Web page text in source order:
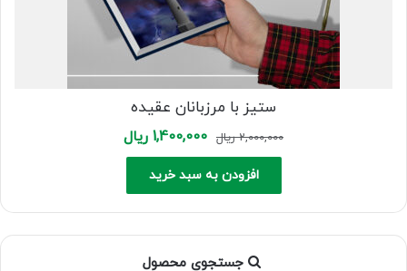
ستیز با مرزبانان عقیده
2,000,000 ریال Original
price
was:
2,000,000 ریال.
1,400,000 ریالCurrent
افزودن به سبد خرید
جستجوی محصول